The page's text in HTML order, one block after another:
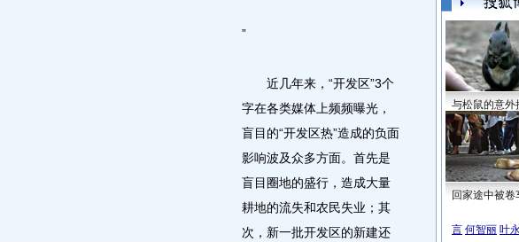
”
近几年来，“开发区”3个
字在各类媒体上频频曝光，
盲目的“开发区热”造成的负面
影响波及众多方面。首先是
盲目圈地的盛行，造成大量
耕地的流失和农民失业；其
次，新一批开发区的新建还
与松鼠的意外
回家途中被卷
言 何智丽 叶